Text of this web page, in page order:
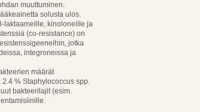
muuttuminen.
solusta ulos.
laktaameille, kinoloneille ja
(co-resistance) on
jotka
integroneissa ja
määrät
% Staphylococcus spp.
bakteerilajit (esim.